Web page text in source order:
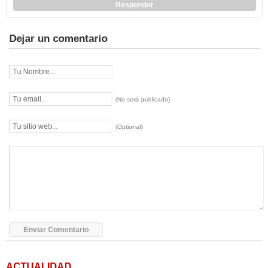
Responder
Dejar un comentario
(No será publicado)
(Optional)